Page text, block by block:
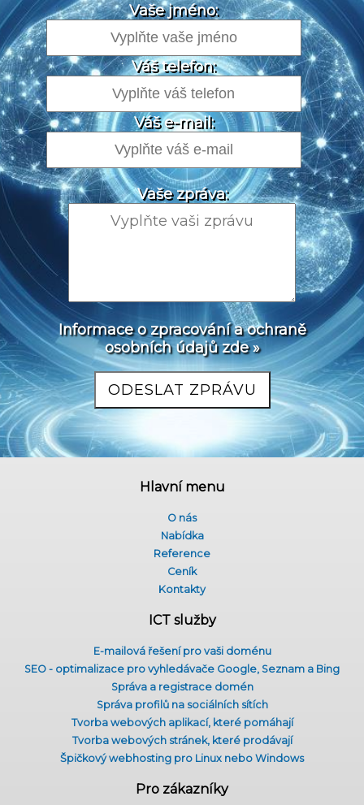
Vaše jméno:
Váš telefon:
Váš e-mail:
Vaše zpráva:
Informace o zpracování a ochraně
osobních údajů zde »
Hlavní menu
O nás
Nabídka
Reference
Ceník
Kontakty
ICT služby
E-mailová řešení pro vaši doménu
SEO - optimalizace pro vyhledávače Google, Seznam a Bing
Správa a registrace domén
Správa profilů na sociálních sítích
Tvorba webových aplikací, které pomáhají
Tvorba webových stránek, které prodávají
Špičkový webhosting pro Linux nebo Windows
Pro zákazníky